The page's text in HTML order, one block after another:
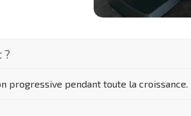
?
progressive pendant toute la croissance.